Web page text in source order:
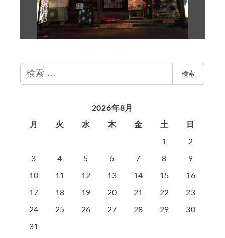
検
索
検索
2026年8月
月
火 水 木 金 土 日
1 2
3 4 5 6 7 8 9
10 11 12 13 14 15 16
17 18 19 20 21 22 23
24 25 26 27 28 29 30
31